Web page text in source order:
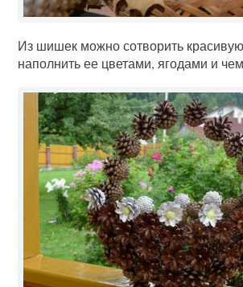
Из шишек можно сотворить
наполнить ее цветами, ягодами и